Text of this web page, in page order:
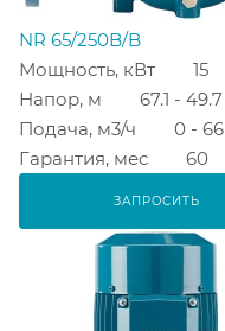
NR 65/250B/B
Мощность, кВт
15
Напор, м
67.1 - 49.7
Подача, м3/ч
0 - 66
Гарантия, мес
60
ЗАПРОСИТЬ